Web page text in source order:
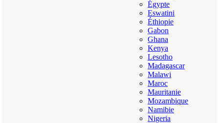
Égypte
Eswatini
Éthiopie
Gabon
Ghana
Kenya
Lesotho
Madagascar
Malawi
Maroc
Mauritanie
Mozambique
Namibie
Nigeria